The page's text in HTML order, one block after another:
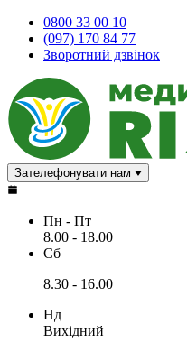
0800 33 00 10
(097) 170 84 77
Зворотний дзвінок
Зателефонувати нам
Пн - Пт
8.00 - 18.00
Сб
8.30 - 16.00
Нд
Вихідний